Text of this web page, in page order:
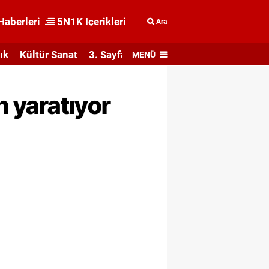
5N1K İçerikleri Ara
Kültür Sanat 3. Sayfa MENÜ
yaratıyor